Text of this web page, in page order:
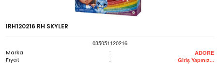
IRH120216 RH SKYLER
035051120216
Marka
: ADORE
Fiyat : Giriş Yapınız...